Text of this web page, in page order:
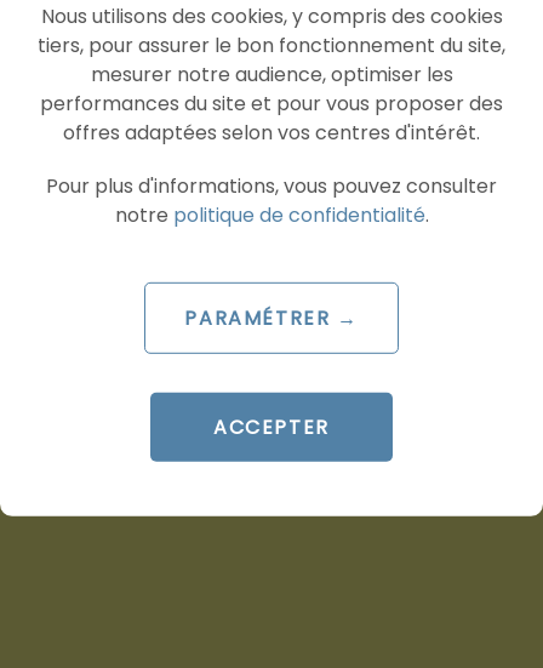
ARTICLE DE BLOG
TikTok améliore sa création
vidéo par IA avec Dreamina
Seedance 2.5
Le 4 août 2026
Nous utilisons des cookies, y compris des cookies
tiers, pour assurer le bon fonctionnement du site,
mesurer notre audience, optimiser les
performances du site et pour vous proposer des
offres adaptées selon vos centres d'intérêt.
Pour plus d'informations, vous pouvez consulter
notre politique de confidentialité.
PARAMÉTRER →
ACCEPTER